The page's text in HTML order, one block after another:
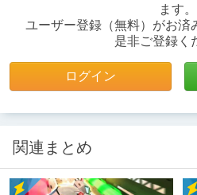
ます。
ユーザー登録（無料）がお済
是非ご登録く
ログイン
関連まとめ